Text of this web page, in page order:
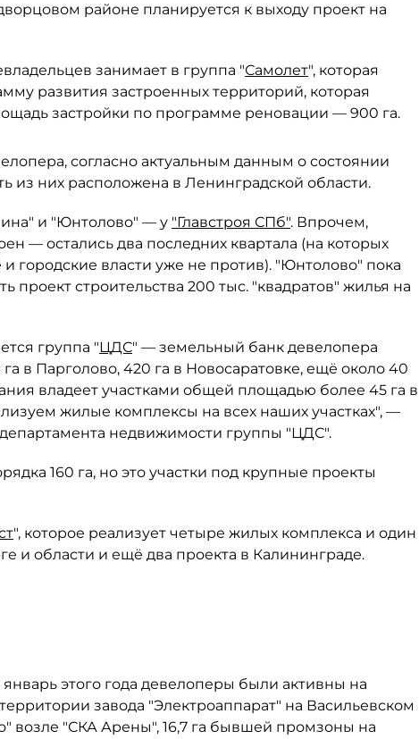
районе планируется к выходу проект на
занимает в группа "Самолет", которая
развития застроенных территорий, которая
застройки по программе реновации — 900 га.
согласно актуальным данным о состоянии
из них расположена в Ленинградской области.
и "Юнтолово" — у "Главстроя СПб". Впрочем,
— остались два последних квартала (на которых
городские власти уже не против). "Юнтолово" пока
проект строительства 200 тыс. "квадратов" жилья на
группа "ЦДС" — земельный банк девелопера
в Парголово, 420 га в Новосаратовке, ещё около 40
владеет участками общей площадью более 45 га в
жилые комплексы на всех наших участках", —
недвижимости группы "ЦДС".
160 га, но это участки под крупные проекты
", которое реализует четыре жилых комплекса и один
и области и ещё два проекта в Калининграде.
этого года девелоперы были активны на
завода "Электроаппарат" на Васильевском
возле "СКА Арены", 16,7 га бывшей промзоны на